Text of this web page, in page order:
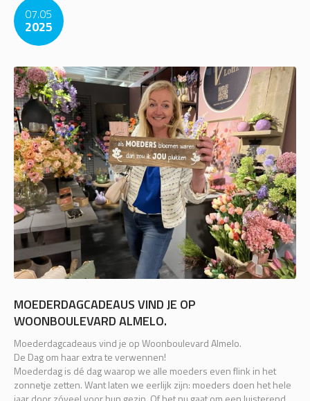
07.05
2025
MOEDERDAGCADEAUS VIND JE OP
WOONBOULEVARD ALMELO.
Moederdagcadeaus vind je op Woonboulevard Almelo.
De Dag om haar extra te verwennen!
Moederdag is dé dag waarop we alle moeders even flink in het
zonnetje zetten. Want laten we eerlijk zijn: moeders doen het hele